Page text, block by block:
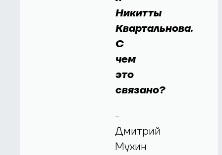
Никитты
Квартальнова.
С
чем
это
связано?
-
Дмитрий
Мухин